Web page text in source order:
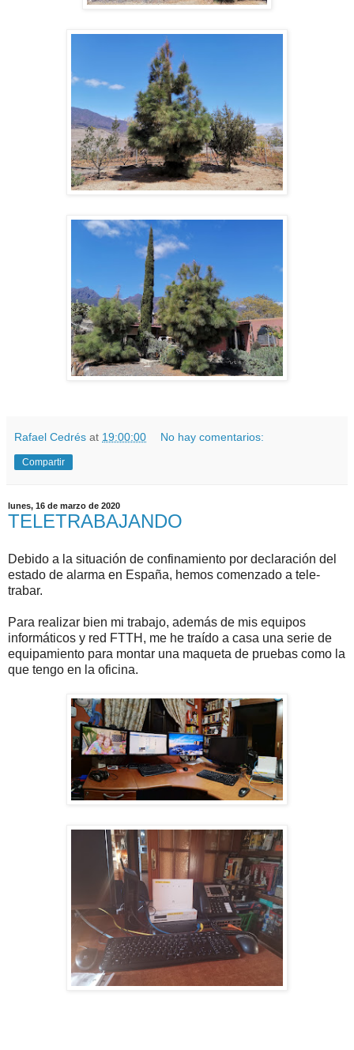
Rafael Cedrés at 19:00:00 No hay comentarios:
Compartir
lunes, 16 de marzo de 2020
TELETRABAJANDO
Debido a la situación de confinamiento por declaración del
estado de alarma en España, hemos comenzado a tele-
trabar.
Para realizar bien mi trabajo, además de mis equipos
informáticos y red FTTH, me he traído a casa una serie de
equipamiento para montar una maqueta de pruebas como la
que tengo en la oficina.